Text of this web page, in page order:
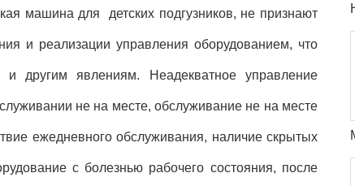
машина для детских подгузников, не признают
и реализации управления оборудованием, что
другим явлениям. Неадекватное управление
не на месте, обслуживание не на месте
ежедневного обслуживания, наличие скрытых
с болезнью рабочего состояния, после